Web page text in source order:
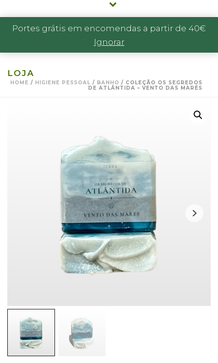
Portes grátis em encomendas a partir de 40€
Ignorar
LOJA
HOME / HIGIENE PESSOAL / BANHO / COLEÇÃO OS SEGREDOS
DE ATLÂNTIDA – VENTO DAS MARÉS